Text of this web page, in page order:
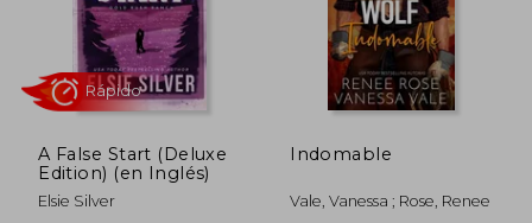
A False Start (Deluxe
Edition) (en Inglés)
Elsie Silver
Indomable
Vale, Vanessa ; Rose, Renee